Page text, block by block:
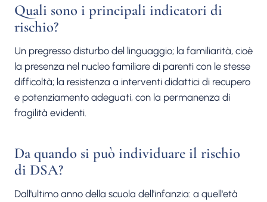
Quali sono i principali indicatori di
rischio?
Un pregresso disturbo del linguaggio; la familiarità, cioè
la presenza nel nucleo familiare di parenti con le stesse
difficoltà; la resistenza a interventi didattici di recupero
e potenziamento adeguati, con la permanenza di
fragilità evidenti.
Da quando si può individuare il rischio
di DSA?
Dall'ultimo anno della scuola dell'infanzia: a quell'età